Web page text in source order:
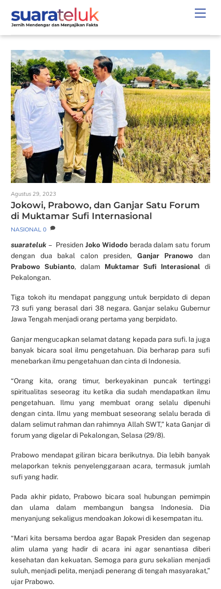
content
Agustus 29, 2023
Jokowi, Prabowo, dan Ganjar Satu Forum
di Muktamar Sufi Internasional
NASIONAL 0
suarateluk – Presiden Joko Widodo berada dalam satu forum
dengan dua bakal calon presiden, Ganjar Pranowo dan
Prabowo Subianto, dalam Muktamar Sufi Interasional di
Pekalongan.
Tiga tokoh itu mendapat panggung untuk berpidato di depan
73 sufi yang berasal dari 38 negara. Ganjar selaku Gubernur
Jawa Tengah menjadi orang pertama yang berpidato.
Ganjar mengucapkan selamat datang kepada para sufi. Ia juga
banyak bicara soal ilmu pengetahuan. Dia berharap para sufi
menebarkan ilmu pengetahuan dan cinta di Indonesia.
“Orang kita, orang timur, berkeyakinan puncak tertinggi
spiritualitas seseorag itu ketika dia sudah mendapatkan ilmu
pengetahuan. Ilmu yang membuat orang selalu dipenuhi
dengan cinta. Ilmu yang membuat seseorang selalu berada di
dalam selimut rahman dan rahimnya Allah SWT,” kata Ganjar di
forum yang digelar di Pekalongan, Selasa (29/8).
Prabowo mendapat giliran bicara berikutnya. Dia lebih banyak
melaporkan teknis penyelenggaraan acara, termasuk jumlah
sufi yang hadir.
Pada akhir pidato, Prabowo bicara soal hubungan pemimpin
dan ulama dalam membangun bangsa Indonesia. Dia
menyanjung sekaligus mendoakan Jokowi di kesempatan itu.
“Mari kita bersama berdoa agar Bapak Presiden dan segenap
alim ulama yang hadir di acara ini agar senantiasa diberi
kesehatan dan kekuatan. Semoga para guru sekalian menjadi
suluh, menjadi pelita, menjadi penerang di tengah masyarakat,”
ujar Prabowo.